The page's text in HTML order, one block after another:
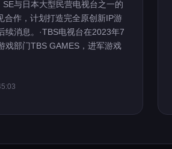
SE与日本大型民营电视台之一的
合作，计划打造完全原创新IP游
续消息。·TBS电视台在2023年7
戏部门TBS GAMES，进军游戏